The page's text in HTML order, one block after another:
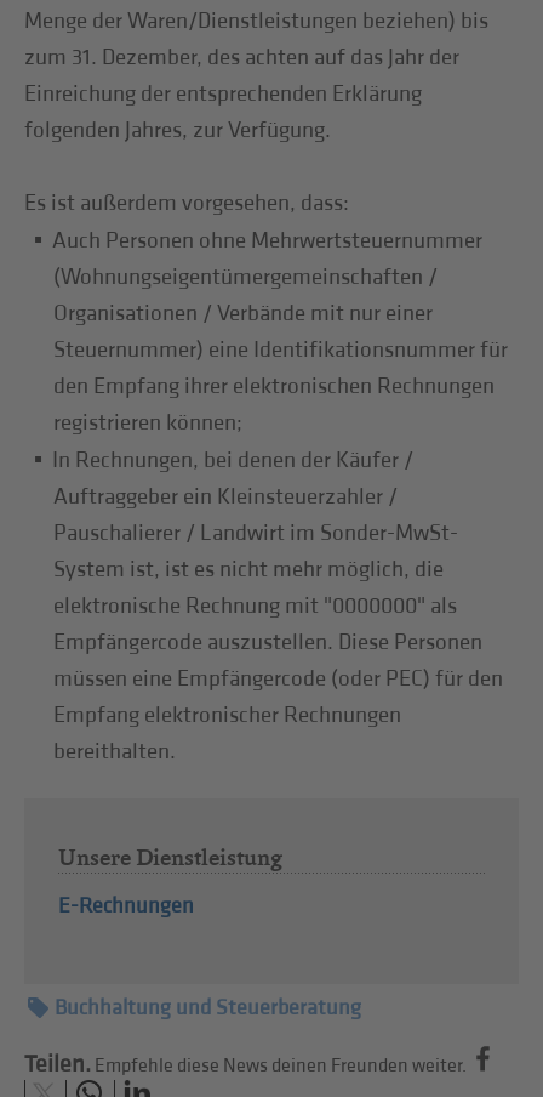
Menge der Waren/Dienstleistungen beziehen) bis
zum 31. Dezember, des achten auf das Jahr der
Einreichung der entsprechenden Erklärung
folgenden Jahres, zur Verfügung.
Es ist außerdem vorgesehen, dass:
Auch Personen ohne Mehrwertsteuernummer
(Wohnungseigentümergemeinschaften /
Organisationen / Verbände mit nur einer
Steuernummer) eine Identifikationsnummer für
den Empfang ihrer elektronischen Rechnungen
registrieren können;
In Rechnungen, bei denen der Käufer /
Auftraggeber ein Kleinsteuerzahler /
Pauschalierer / Landwirt im Sonder-MwSt-
System ist, ist es nicht mehr möglich, die
elektronische Rechnung mit "0000000" als
Empfängercode auszustellen. Diese Personen
müssen eine Empfängercode (oder PEC) für den
Empfang elektronischer Rechnungen
bereithalten.
Unsere Dienstleistung
E-Rechnungen
Buchhaltung und Steuerberatung
Teilen. Empfehle diese News deinen Freunden weiter.